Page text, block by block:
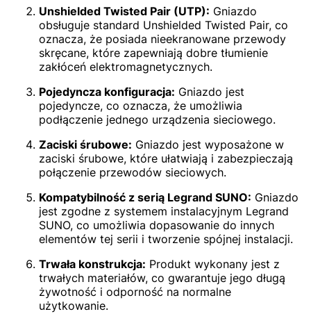
Unshielded Twisted Pair (UTP): Gniazdo
obsługuje standard Unshielded Twisted Pair, co
oznacza, że posiada nieekranowane przewody
skręcane, które zapewniają dobre tłumienie
zakłóceń elektromagnetycznych.
Pojedyncza konfiguracja: Gniazdo jest
pojedyncze, co oznacza, że umożliwia
podłączenie jednego urządzenia sieciowego.
Zaciski śrubowe: Gniazdo jest wyposażone w
zaciski śrubowe, które ułatwiają i zabezpieczają
połączenie przewodów sieciowych.
Kompatybilność z serią Legrand SUNO: Gniazdo
jest zgodne z systemem instalacyjnym Legrand
SUNO, co umożliwia dopasowanie do innych
elementów tej serii i tworzenie spójnej instalacji.
Trwała konstrukcja: Produkt wykonany jest z
trwałych materiałów, co gwarantuje jego długą
żywotność i odporność na normalne
użytkowanie.